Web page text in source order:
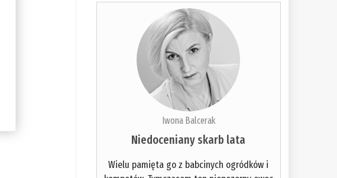
Iwona Balcerak
Niedoceniany skarb lata
Wielu pamięta go z babcinych ogródków i